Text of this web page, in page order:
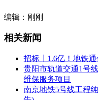
编辑：刚刚
相关新闻
招标丨1.6亿！地铁
贵阳市轨道交通1号
维保服务项目
南京地铁5号线工程